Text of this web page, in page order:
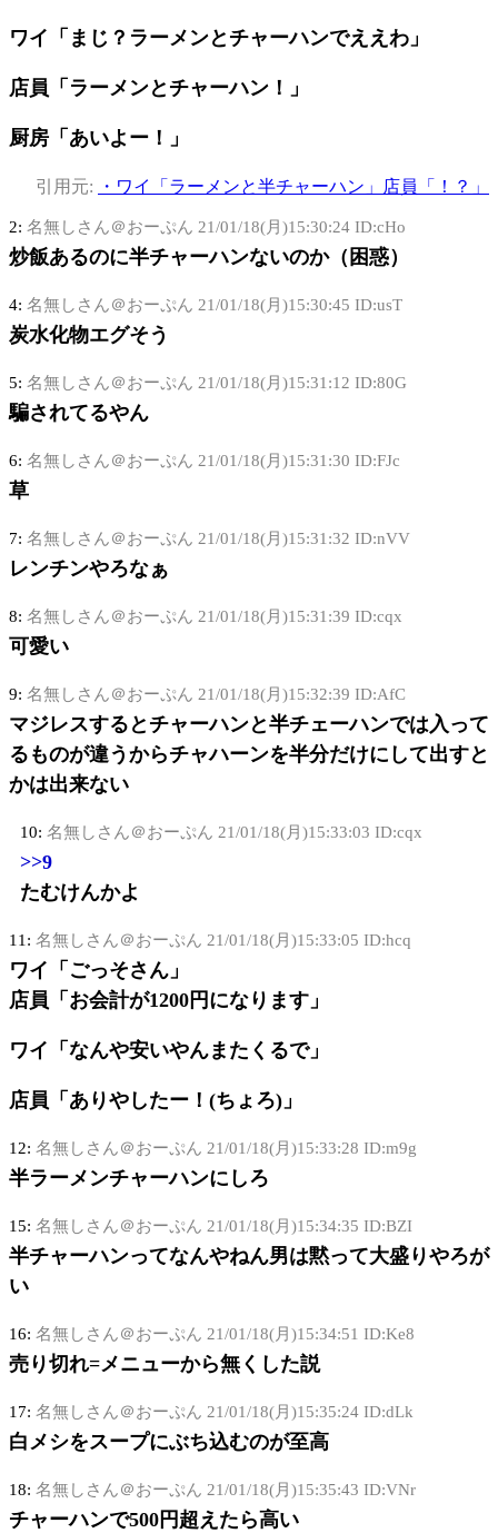
ワイ「まじ？ラーメンとチャーハンでええわ」
店員「ラーメンとチャーハン！」
厨房「あいよー！」
引用元: ・ワイ「ラーメンと半チャーハン」店員「！？」
2: 名無しさん＠おーぷん 21/01/18(月)15:30:24 ID:cHo
炒飯あるのに半チャーハンないのか（困惑）
4: 名無しさん＠おーぷん 21/01/18(月)15:30:45 ID:usT
炭水化物エグそう
5: 名無しさん＠おーぷん 21/01/18(月)15:31:12 ID:80G
騙されてるやん
6: 名無しさん＠おーぷん 21/01/18(月)15:31:30 ID:FJc
草
7: 名無しさん＠おーぷん 21/01/18(月)15:31:32 ID:nVV
レンチンやろなぁ
8: 名無しさん＠おーぷん 21/01/18(月)15:31:39 ID:cqx
可愛い
9: 名無しさん＠おーぷん 21/01/18(月)15:32:39 ID:AfC
マジレスするとチャーハンと半チェーハンでは入って
るものが違うからチャハーンを半分だけにして出すと
かは出来ない
10: 名無しさん＠おーぷん 21/01/18(月)15:33:03 ID:cqx
>>9
たむけんかよ
11: 名無しさん＠おーぷん 21/01/18(月)15:33:05 ID:hcq
ワイ「ごっそさん」
店員「お会計が1200円になります」
ワイ「なんや安いやんまたくるで」
店員「ありやしたー！(ちょろ)」
12: 名無しさん＠おーぷん 21/01/18(月)15:33:28 ID:m9g
半ラーメンチャーハンにしろ
15: 名無しさん＠おーぷん 21/01/18(月)15:34:35 ID:BZI
半チャーハンってなんやねん男は黙って大盛りやろが
い
16: 名無しさん＠おーぷん 21/01/18(月)15:34:51 ID:Ke8
売り切れ=メニューから無くした説
17: 名無しさん＠おーぷん 21/01/18(月)15:35:24 ID:dLk
白メシをスープにぶち込むのが至高
18: 名無しさん＠おーぷん 21/01/18(月)15:35:43 ID:VNr
チャーハンで500円超えたら高い